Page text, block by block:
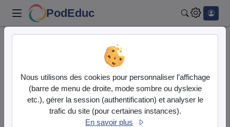
PodEduc
6 vidéos trouvées
Audio Vidéo
Direction de tri
Nous utilisons des cookies pour personnaliser l’affichage
(barre de menu de droite, mode sombre ou dyslexie
etc.), gérer la session (authentification) et analyser le
trafic du site (pour certaines instances).
En savoir plus